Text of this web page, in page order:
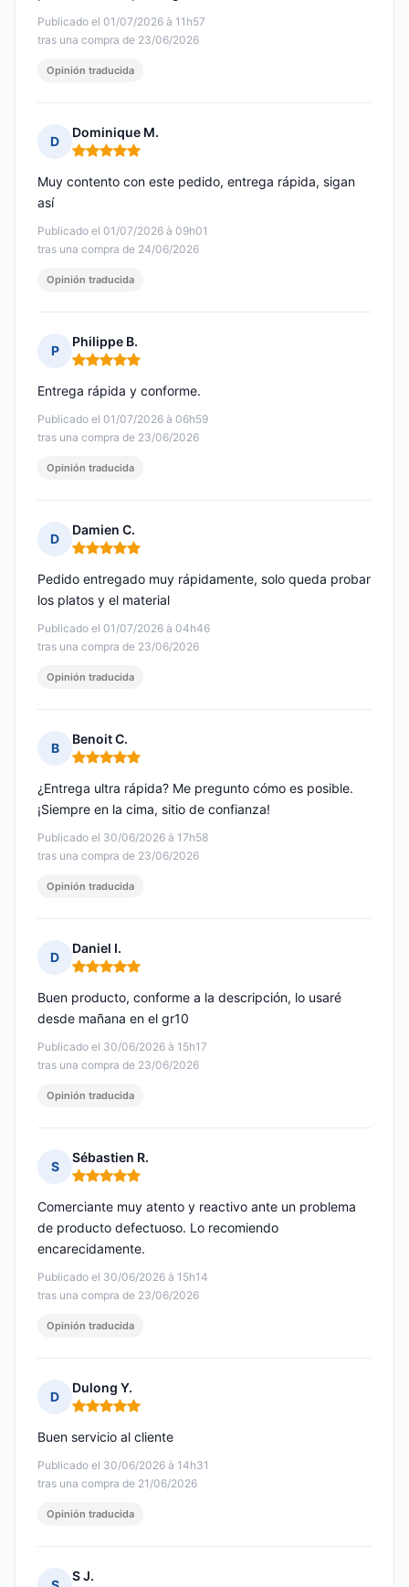
Publicado el 01/07/2026 à 11h57
tras una compra de 23/06/2026
Opinión traducida
D
Dominique M.
Nota: 5 de 5
Publicado el 01/07/2026 à 09h01
tras una compra de 24/06/2026
Muy contento con este pedido, entrega rápida, sigan
así
Opinión traducida
P
Philippe B.
Nota: 5 de 5
Publicado el 01/07/2026 à 06h59
tras una compra de 23/06/2026
Entrega rápida y conforme.
Opinión traducida
D
Damien C.
Nota: 5 de 5
Publicado el 01/07/2026 à 04h46
tras una compra de 23/06/2026
Pedido entregado muy rápidamente, solo queda probar
los platos y el material
Opinión traducida
B
Benoit C.
Nota: 5 de 5
Publicado el 30/06/2026 à 17h58
tras una compra de 23/06/2026
¿Entrega ultra rápida? Me pregunto cómo es posible.
¡Siempre en la cima, sitio de confianza!
Opinión traducida
D
Daniel I.
Nota: 5 de 5
Publicado el 30/06/2026 à 15h17
tras una compra de 23/06/2026
Buen producto, conforme a la descripción, lo usaré
desde mañana en el gr10
Opinión traducida
S
Sébastien R.
Nota: 5 de 5
Publicado el 30/06/2026 à 15h14
tras una compra de 23/06/2026
Comerciante muy atento y reactivo ante un problema
de producto defectuoso. Lo recomiendo
encarecidamente.
Opinión traducida
D
Dulong Y.
Nota: 5 de 5
Publicado el 30/06/2026 à 14h31
tras una compra de 21/06/2026
Buen servicio al cliente
Opinión traducida
S J.